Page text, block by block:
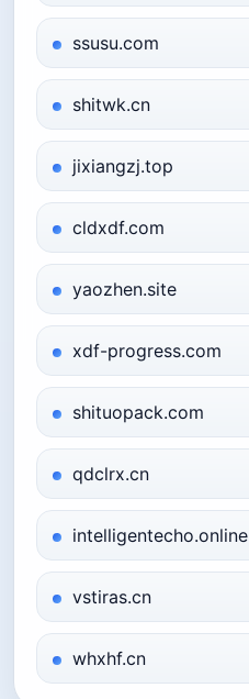
ssusu.com
shitwk.cn
jixiangzj.top
cldxdf.com
yaozhen.site
xdf-progress.com
shituopack.com
qdclrx.cn
intelligentecho.online
vstiras.cn
whxhf.cn